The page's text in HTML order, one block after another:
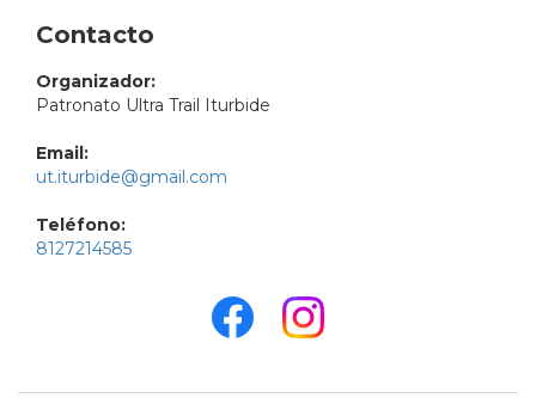
Contacto
Organizador:
Patronato Ultra Trail Iturbide
Email:
ut.iturbide@gmail.com
Teléfono:
8127214585